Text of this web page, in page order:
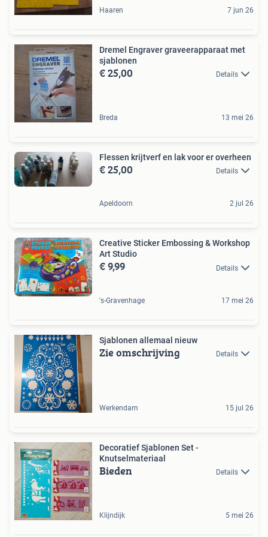
Haaren 7 jun 26
Dremel Engraver graveerapparaat met
sjablonen
€ 25,00 Details
Breda 13 mei 26
Flessen krijtverf en lak voor er overheen
€ 25,00 Details
Apeldoorn 2 jul 26
Creative Sticker Embossing & Workshop
Art Studio
€ 9,99 Details
's-Gravenhage 17 mei 26
Sjablonen allemaal nieuw
Zie omschrijving Details
Werkendam 15 jul 26
Decoratief Sjablonen Set -
Knutselmateriaal
Bieden Details
Klijndijk 5 mei 26